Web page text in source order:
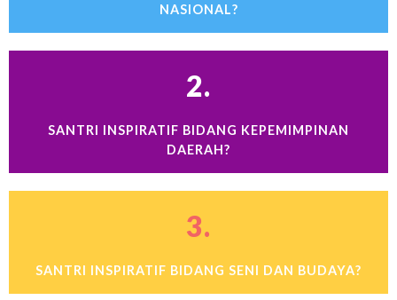
NASIONAL?
2.
SANTRI INSPIRATIF BIDANG KEPEMIMPINAN
DAERAH?
3.
SANTRI INSPIRATIF BIDANG SENI DAN BUDAYA?